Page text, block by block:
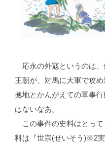
応永の外寇というのは
王朝が、対馬に大軍で攻
拠地とかんがえての軍事
はないなあ。
この事件の史料はとって
料は『世宗(せいそう)※2